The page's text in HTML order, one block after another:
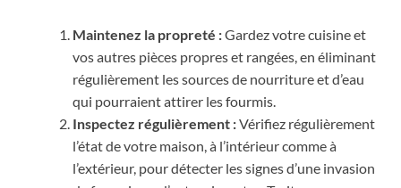
Maintenez la propreté :Gardez votre cuisine et
vos autres pièces propres et rangées, en éliminant
régulièrement les sources de nourriture et d’eau
qui pourraient attirer les fourmis.
Inspectez régulièrement :Vérifiez régulièrement
l’état de votre maison, à l’intérieur comme à
l’extérieur, pour détecter les signes d’une invasion